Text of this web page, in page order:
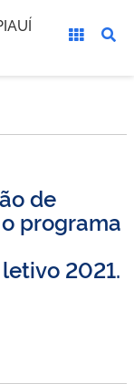
de
programa
2021.